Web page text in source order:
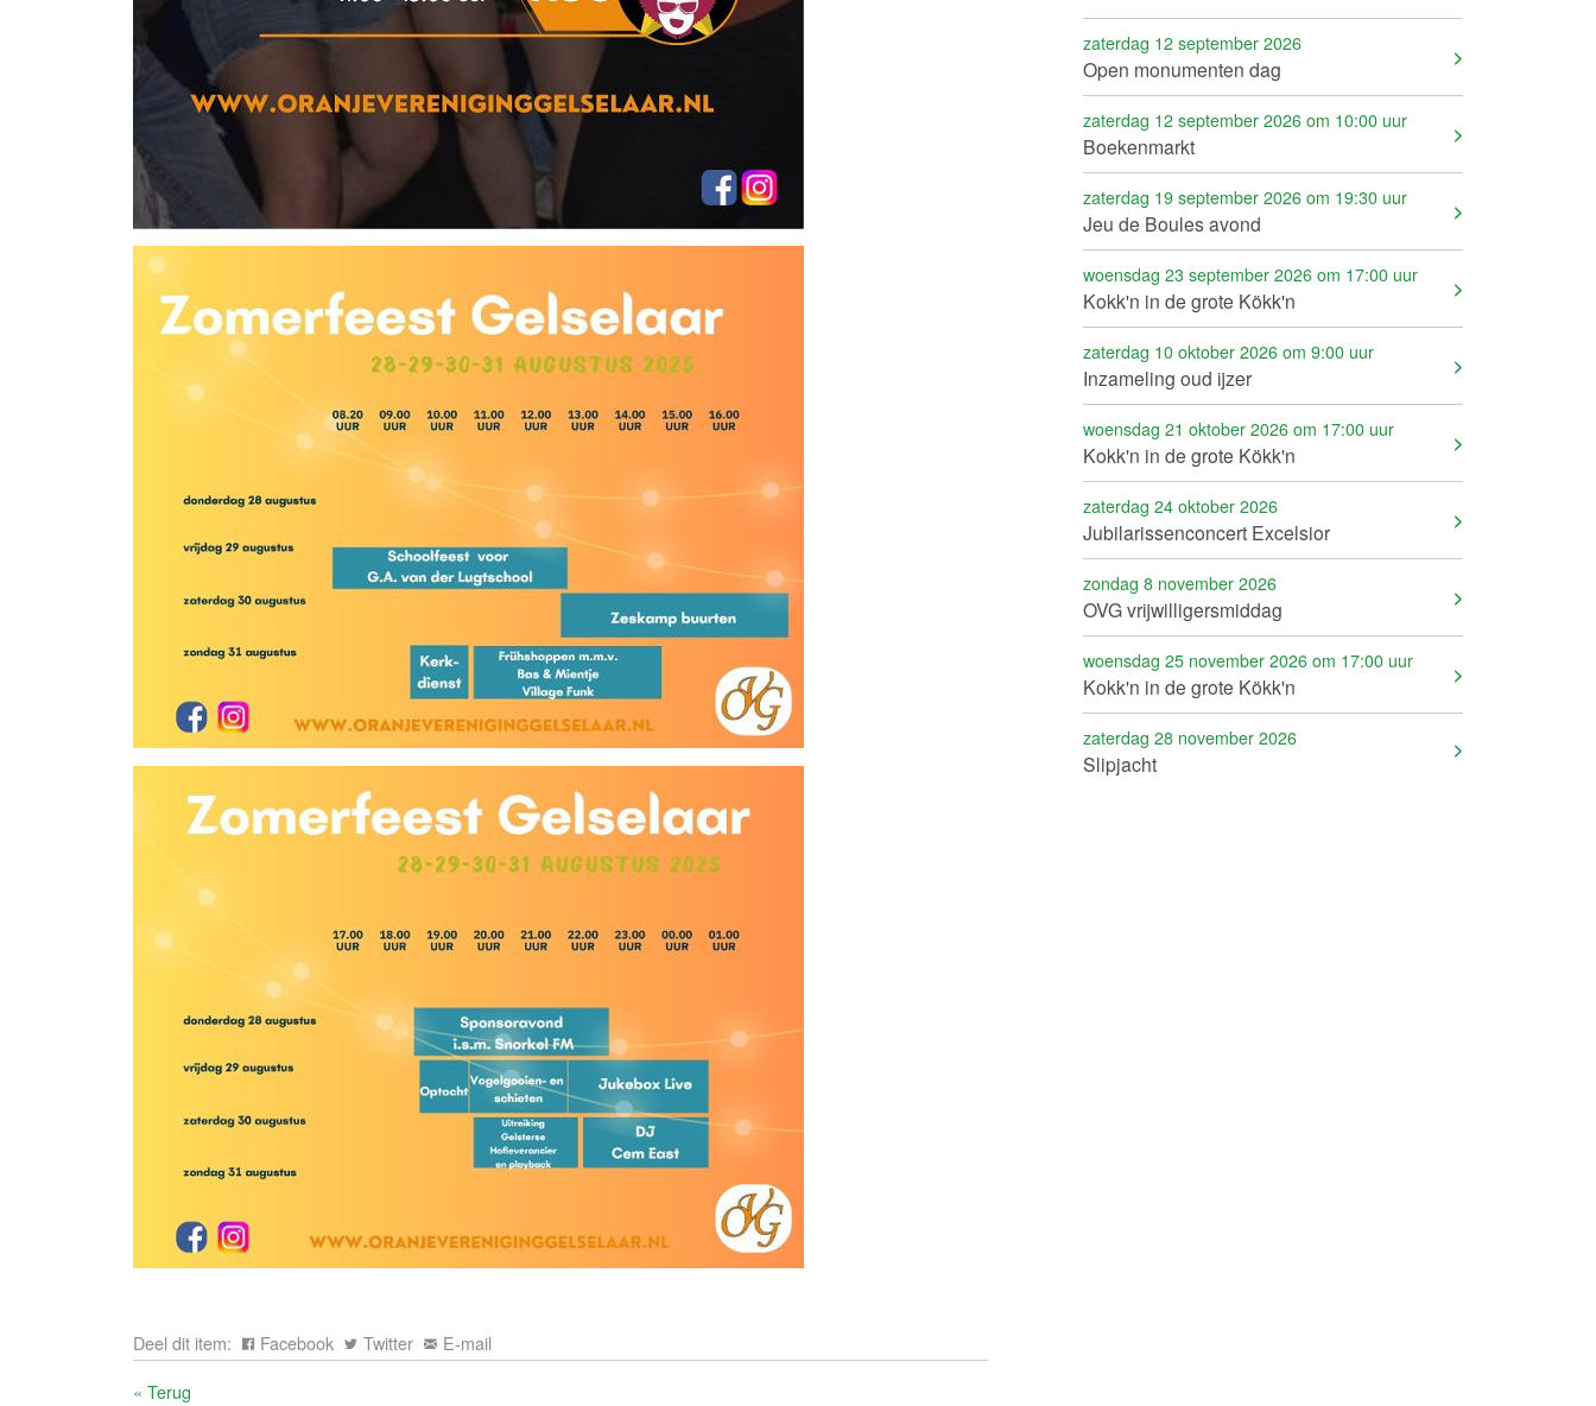
Deel dit item: Facebook Twitter
E-mail
« Terug
zaterdag 12 september 2026
Open monumenten dag
zaterdag 12 september 2026 om 10:00 uur
Boekenmarkt
zaterdag 19 september 2026 om 19:30 uur
Jeu de Boules avond
woensdag 23 september 2026 om 17:00 uur
Kokk'n in de grote Kökk'n
zaterdag 10 oktober 2026 om 9:00 uur
Inzameling oud ijzer
woensdag 21 oktober 2026 om 17:00 uur
Kokk'n in de grote Kökk'n
zaterdag 24 oktober 2026
Jubilarissenconcert Excelsior
zondag 8 november 2026
OVG vrijwilligersmiddag
woensdag 25 november 2026 om 17:00 uur
Kokk'n in de grote Kökk'n
zaterdag 28 november 2026
Slipjacht